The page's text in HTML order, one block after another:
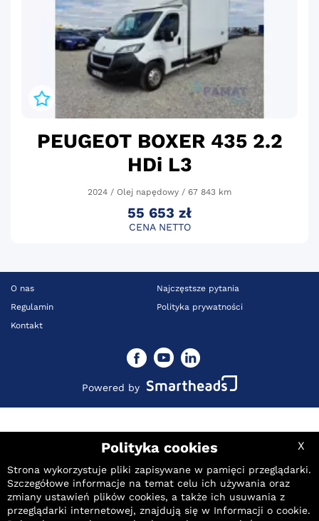
PEUGEOT BOXER 435 2.2
HDi L3
2024 / Olej napędowy / 67 843 km
55 653 zł
CENA NETTO
Aktualna cena
56 509 PLN
netto
Najniższa cena z ostatnich 30 dni:
Twoja maksymalna oferta
PLN
Powered by
O nas
Najczęstsze pytania
Regulamin
Polityka prywatności
Kontakt
Polityka cookies
Strona wykorzystuje pliki zapisywane w pamięci przeglądarki.
Szczegółowe informacje na temat celu ich używania oraz
zmiany ustawień plików cookies, a także ich usuwania z
przeglądarki internetowej, znajdują się w Informacji o cookie.
X